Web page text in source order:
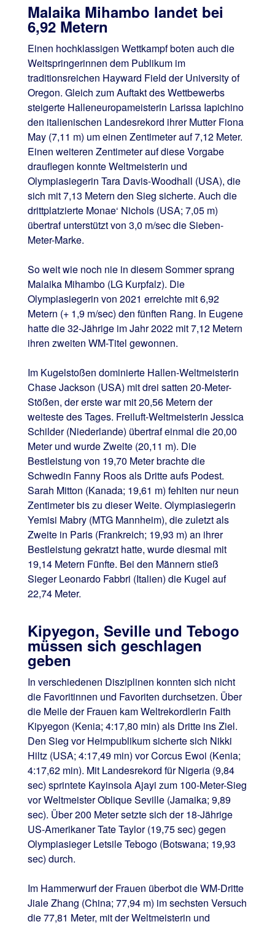
Malaika Mihambo landet bei
6,92 Metern
Einen hochklassigen Wettkampf boten auch die
Weitspringerinnen dem Publikum im
traditionsreichen Hayward Field der University of
Oregon. Gleich zum Auftakt des Wettbewerbs
steigerte Halleneuropameisterin Larissa Iapichino
den italienischen Landesrekord ihrer Mutter Fiona
May (7,11 m) um einen Zentimeter auf 7,12 Meter.
Einen weiteren Zentimeter auf diese Vorgabe
drauflegen konnte Weltmeisterin und
Olympiasiegerin Tara Davis-Woodhall (USA), die
sich mit 7,13 Metern den Sieg sicherte. Auch die
drittplatzierte Monae‘ Nichols (USA; 7,05 m)
übertraf unterstützt von 3,0 m/sec die Sieben-
Meter-Marke.
So weit wie noch nie in diesem Sommer sprang
Malaika Mihambo (LG Kurpfalz). Die
Olympiasiegerin von 2021 erreichte mit 6,92
Metern (+ 1,9 m/sec) den fünften Rang. In Eugene
hatte die 32-Jährige im Jahr 2022 mit 7,12 Metern
ihren zweiten WM-Titel gewonnen.
Im Kugelstoßen dominierte Hallen-Weltmeisterin
Chase Jackson (USA) mit drei satten 20-Meter-
Stößen, der erste war mit 20,56 Metern der
weiteste des Tages. Freiluft-Weltmeisterin Jessica
Schilder (Niederlande) übertraf einmal die 20,00
Meter und wurde Zweite (20,11 m). Die
Bestleistung von 19,70 Meter brachte die
Schwedin Fanny Roos als Dritte aufs Podest.
Sarah Mitton (Kanada; 19,61 m) fehlten nur neun
Zentimeter bis zu dieser Weite. Olympiasiegerin
Yemisi Mabry (MTG Mannheim), die zuletzt als
Zweite in Paris (Frankreich; 19,93 m) an ihrer
Bestleistung gekratzt hatte, wurde diesmal mit
19,14 Metern Fünfte. Bei den Männern stieß
Sieger Leonardo Fabbri (Italien) die Kugel auf
22,74 Meter.
Kipyegon, Seville und Tebogo
müssen sich geschlagen
geben
In verschiedenen Disziplinen konnten sich nicht
die Favoritinnen und Favoriten durchsetzen. Über
die Meile der Frauen kam Weltrekordlerin Faith
Kipyegon (Kenia; 4:17,80 min) als Dritte ins Ziel.
Den Sieg vor Heimpublikum sicherte sich Nikki
Hiltz (USA; 4:17,49 min) vor Corcus Ewoi (Kenia;
4:17,62 min). Mit Landesrekord für Nigeria (9,84
sec) sprintete Kayinsola Ajayi zum 100-Meter-Sieg
vor Weltmeister Oblique Seville (Jamaika; 9,89
sec). Über 200 Meter setzte sich der 18-Jährige
US-Amerikaner Tate Taylor (19,75 sec) gegen
Olympiasieger Letsile Tebogo (Botswana; 19,93
sec) durch.
Im Hammerwurf der Frauen überbot die WM-Dritte
Jiale Zhang (China; 77,94 m) im sechsten Versuch
die 77,81 Meter, mit der Weltmeisterin und